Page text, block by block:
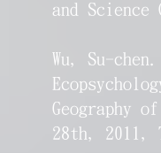
and
Wu, Su-
Geography
28th, 2011,